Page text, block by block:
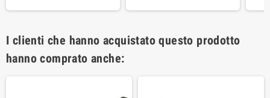
I clienti che hanno acquistato questo prodotto
hanno comprato anche: